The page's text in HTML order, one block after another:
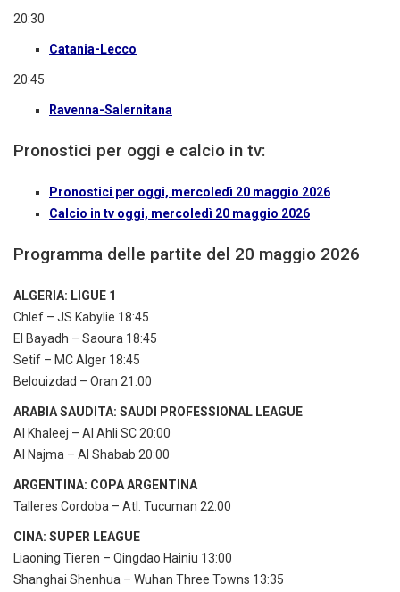
20:30
Catania-Lecco
20:45
Ravenna-Salernitana
Pronostici per oggi e calcio in tv:
Pronostici per oggi, mercoledì 20 maggio 2026
Calcio in tv oggi, mercoledì 20 maggio 2026
Programma delle partite del 20 maggio 2026
ALGERIA: LIGUE 1
Chlef – JS Kabylie 18:45
El Bayadh – Saoura 18:45
Setif – MC Alger 18:45
Belouizdad – Oran 21:00
ARABIA SAUDITA: SAUDI PROFESSIONAL LEAGUE
Al Khaleej – Al Ahli SC 20:00
Al Najma – Al Shabab 20:00
ARGENTINA: COPA ARGENTINA
Talleres Cordoba – Atl. Tucuman 22:00
CINA: SUPER LEAGUE
Liaoning Tieren – Qingdao Hainiu 13:00
Shanghai Shenhua – Wuhan Three Towns 13:35